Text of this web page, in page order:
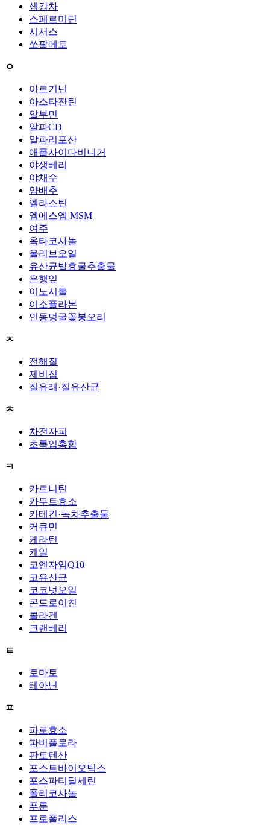
생강차
스페르미딘
시서스
쏘팔메토
ㅇ
아르기닌
아스타잔틴
알부민
알파CD
알파리포산
애플사이다비니거
야생베리
야채수
양배추
엘라스틴
엠에스엠 MSM
여주
옥타코사놀
올리브오일
유산균발효굴추출물
은행잎
이노시톨
이소플라본
인동덩굴꽃봉오리
ㅈ
전해질
제비집
질유래·질유산균
ㅊ
차전자피
초록입홍합
ㅋ
카르니틴
카무트효소
카테킨·녹차추출물
커큐민
케라틴
케일
코엔자임Q10
코유산균
코코넛오일
콘드로이친
콜라겐
크랜베리
ㅌ
토마토
테아닌
ㅍ
파로효소
파비플로라
판토텐산
포스트바이오틱스
포스파티딜세린
폴리코사놀
푸룬
프로폴리스